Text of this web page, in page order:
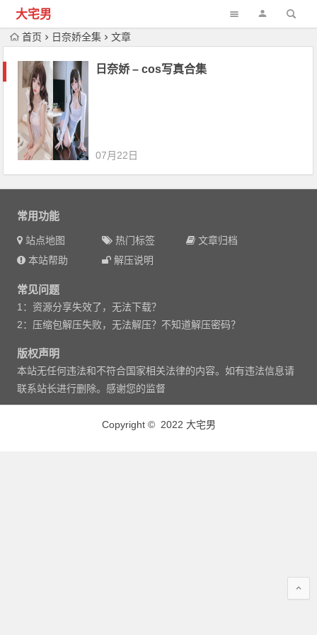
大宅男
首页 日奈娇全集 文章
日奈娇 – cos写真合集
07月22日
常用功能
站点地图 热门标签
文章归档
本站帮助
解压说明
常见问题
1：资源分享失效了，无法下载？
2：压缩包解压失败，无法解压？不知道解压密码？
版权声明
本站无任何违法和不符合国家相关法律的内容。如有违法信息请
联系站长进行删除。感谢您的监督
Copyright © 2022 大宅男